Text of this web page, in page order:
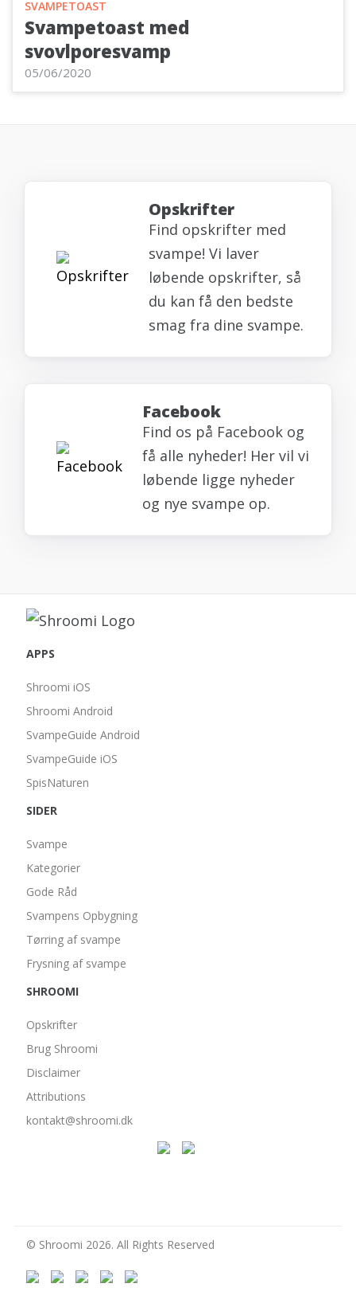
SVAMPETOAST
Svampetoast med
svovlporesvamp
05/06/2020
Opskrifter
Find opskrifter med
svampe! Vi laver
løbende opskrifter, så
du kan få den bedste
smag fra dine svampe.
Facebook
Find os på Facebook og
få alle nyheder! Her vil vi
løbende ligge nyheder
og nye svampe op.
APPS
Shroomi iOS
Shroomi Android
SvampeGuide Android
SvampeGuide iOS
SpisNaturen
SIDER
Svampe
Kategorier
Gode Råd
Svampens Opbygning
Tørring af svampe
Frysning af svampe
SHROOMI
Opskrifter
Brug Shroomi
Disclaimer
Attributions
kontakt@shroomi.dk
© Shroomi 2026. All Rights Reserved